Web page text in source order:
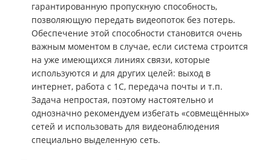
гарантированную пропускную способность,
позволяющую передать видеопоток без потерь.
Обеспечение этой способности становится очень
важным моментом в случае, если система строится
на уже имеющихся линиях связи, которые
используются и для других целей: выход в
интернет, работа с 1С, передача почты и т.п.
Задача непростая, поэтому настоятельно и
однозначно рекомендуем избегать «совмещённых»
сетей и использовать для видеонаблюдения
специально выделенную сеть.